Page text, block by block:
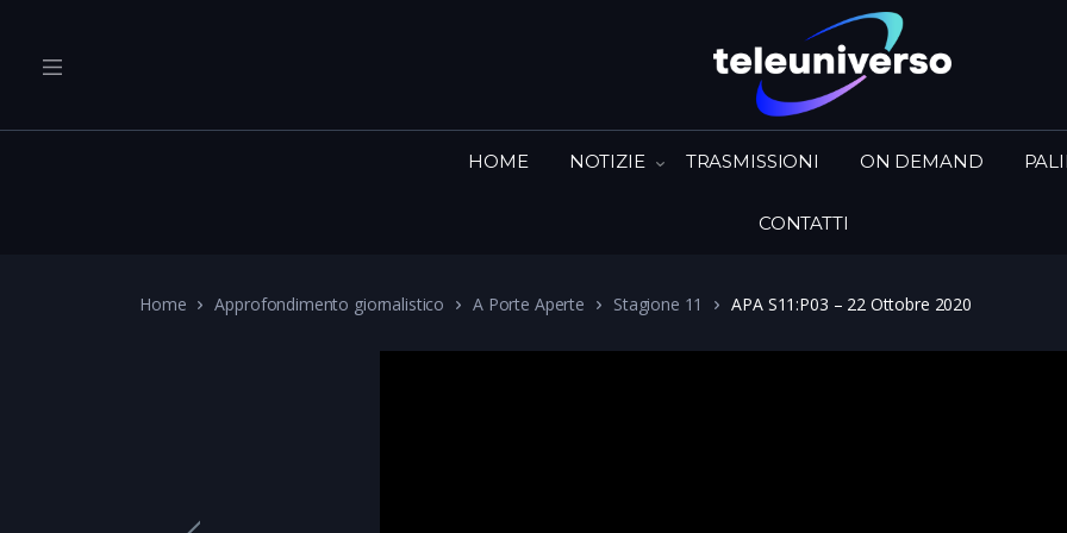
HOME NOTIZIE TRASMISSIONI ON DEMAND
CONTATTI
Home Approfondimento giornalistico A Porte Aperte Stagione 11 APA S11:P03 – 22 Ottobre 2020